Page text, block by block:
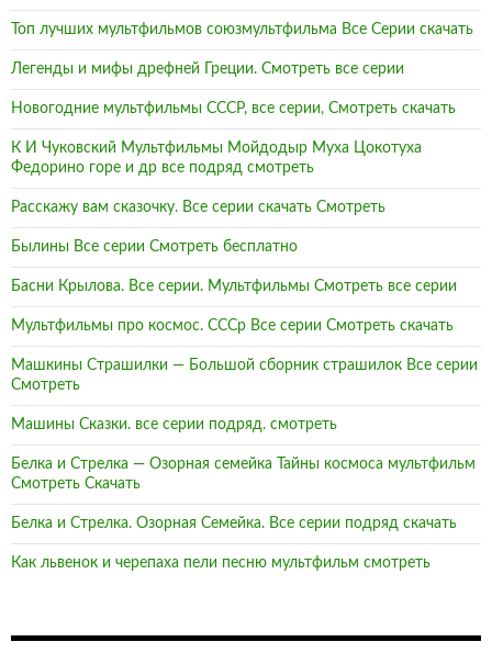
Топ лучших мультфильмов союзмультфильма Все Серии скачать
Легенды и мифы дрефней Греции. Смотреть все серии
Новогодние мультфильмы СССР, все серии, Смотреть скачать
К И Чуковский Мультфильмы Мойдодыр Муха Цокотуха
Федорино горе и др все подряд смотреть
Расскажу вам сказочку. Все серии скачать Смотреть
Былины Все серии Смотреть бесплатно
Басни Крылова. Все серии. Мультфильмы Смотреть все серии
Мультфильмы про космос. СССр Все серии Смотреть скачать
Машкины Страшилки — Большой сборник страшилок Все серии
Смотреть
Машины Сказки. все серии подряд. смотреть
Белка и Стрелка — Озорная семейка Тайны космоса мультфильм
Смотреть Скачать
Белка и Стрелка. Озорная Семейка. Все серии подряд скачать
Как львенок и черепаха пели песню мультфильм смотреть